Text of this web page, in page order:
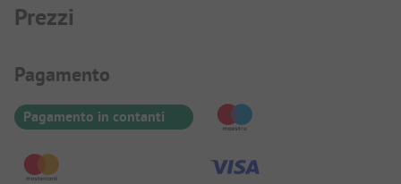
Prezzi
Informazioni sul pagamento
Pagamento
Pagamento in contanti